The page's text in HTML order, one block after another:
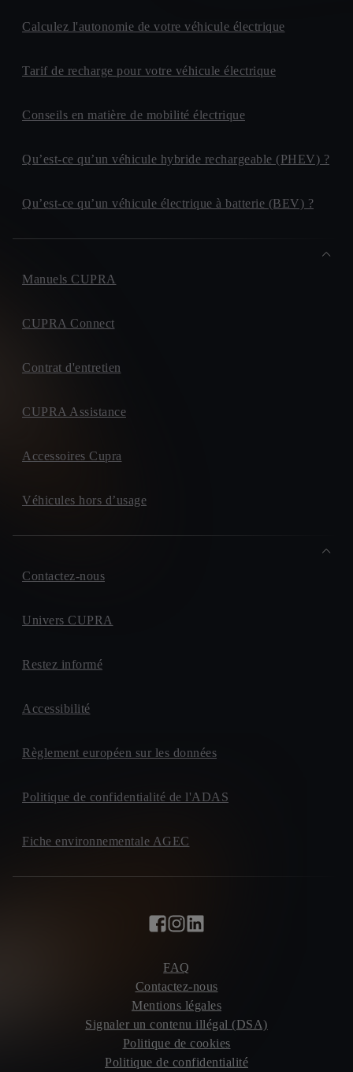
Calculez l'autonomie de votre véhicule électrique
Tarif de recharge pour votre véhicule électrique
Conseils en matière de mobilité électrique
Qu’est-ce qu’un véhicule hybride rechargeable (PHEV) ?
Qu’est-ce qu’un véhicule électrique à batterie (BEV) ?
Manuels CUPRA
CUPRA Connect
Contrat d'entretien
CUPRA Assistance
Accessoires Cupra
Véhicules hors d’usage
Contactez-nous
Univers CUPRA
Restez informé
Accessibilité
Règlement européen sur les données
Politique de confidentialité de l'ADAS
Fiche environnementale AGEC
FAQ
Contactez-nous
Mentions légales
Signaler un contenu illégal (DSA)
Politique de cookies
Politique de confidentialité